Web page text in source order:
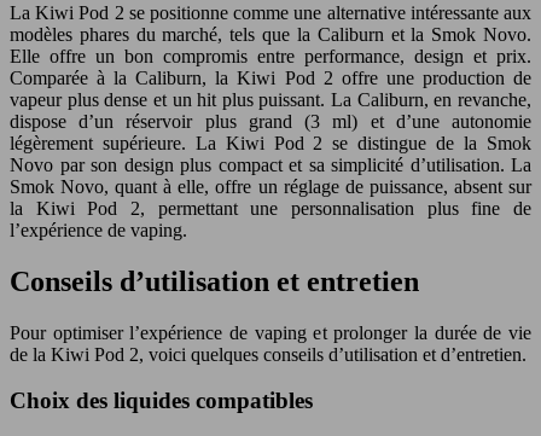
La Kiwi Pod 2 se positionne comme une alternative intéressante aux
modèles phares du marché, tels que la Caliburn et la Smok Novo.
Elle offre un bon compromis entre performance, design et prix.
Comparée à la Caliburn, la Kiwi Pod 2 offre une production de
vapeur plus dense et un hit plus puissant. La Caliburn, en revanche,
dispose d’un réservoir plus grand (3 ml) et d’une autonomie
légèrement supérieure. La Kiwi Pod 2 se distingue de la Smok
Novo par son design plus compact et sa simplicité d’utilisation. La
Smok Novo, quant à elle, offre un réglage de puissance, absent sur
la Kiwi Pod 2, permettant une personnalisation plus fine de
l’expérience de vaping.
Conseils d’utilisation et entretien
Pour optimiser l’expérience de vaping et prolonger la durée de vie
de la Kiwi Pod 2, voici quelques conseils d’utilisation et d’entretien.
Choix des liquides compatibles